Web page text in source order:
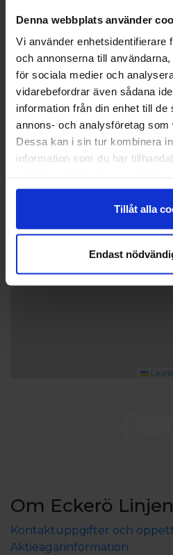
Denna webbplats använder
Vi använder enhetsidentifierare
och annonserna till
för sociala medier och
vidarebefordrar även sådana
information från din enhet till de
annons- och analysföretag
Dessa kan i sin tur kombinera
information som du har
Tillåt alla
Endast
2
+
−
Om Eckerö Linjen
Kontaktuppgifter och
Aktieägarinformation